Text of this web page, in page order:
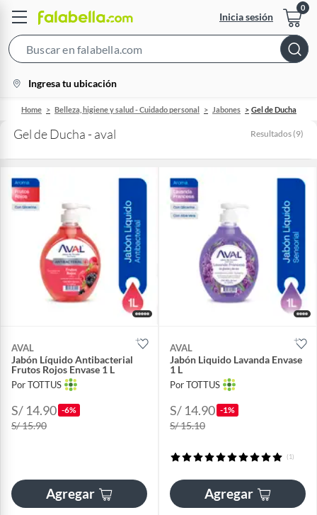
Inicia sesión
Bar
location-
icon
Ingresa tu ubicación
Home Belleza, higiene y salud - Cuidado personal Jabones Gel de Ducha
Gel de Ducha - aval Resultados (9)
AVAL
Jabón Líquido Antibacterial
Frutos Rojos Envase 1 L
Por TOTTUS
S/ 14.90 -6%
S/ 15.90
Agregar
AVAL
Jabón Liquido Lavanda Envase
1 L
Por TOTTUS
S/ 14.90 -1%
S/ 15.10
(1)
Agregar